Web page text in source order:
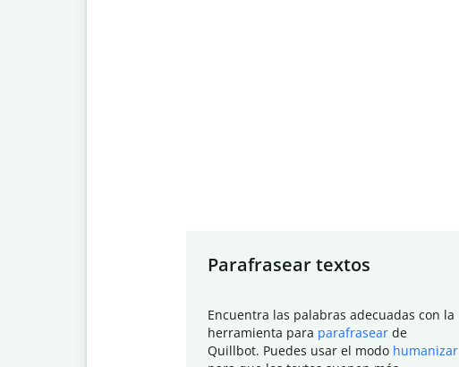
Parafrasear textos
Encuentra las palabras adecuadas con la
herramienta para parafrasear de
Quillbot. Puedes usar el modo humanizar